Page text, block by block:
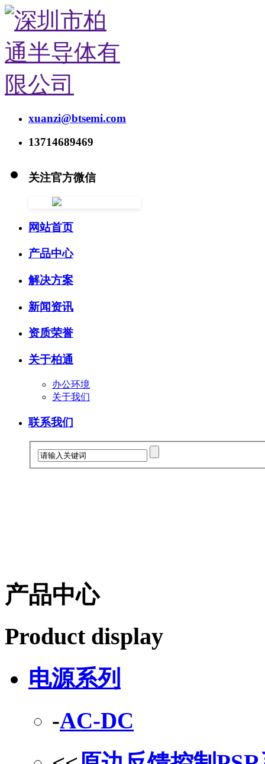
xuanzi@btsemi.com
13714689469
关注官方微信
网站首页
产品中心
解决方案
新闻资讯
资质荣誉
关于柏通
办公环境
关于我们
联系我们
产品中心
Product display
电源系列
-AC-DC